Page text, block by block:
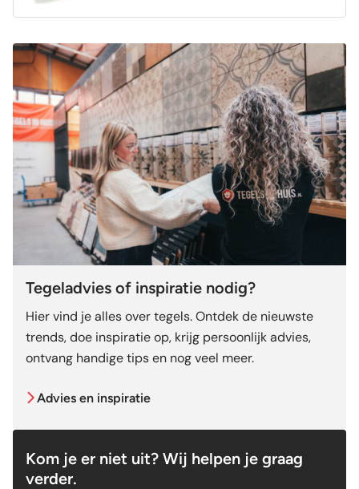
Tegeladvies of inspiratie nodig?
Hier vind je alles over tegels. Ontdek de nieuwste
trends, doe inspiratie op, krijg persoonlijk advies,
ontvang handige tips en nog veel meer.
Advies en inspiratie
Kom je er niet uit? Wij helpen je graag
verder.